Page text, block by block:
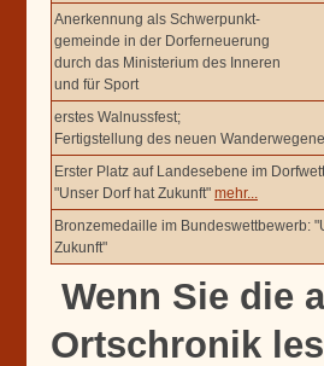
Anerkennung als Schwerpunkt-
gemeinde in der Dorferneuerung
durch das Ministerium des Inneren
und für Sport
erstes Walnussfest;
Fertigstellung des neuen
Erster Platz auf Landesebene im
"Unser Dorf hat Zukunft" mehr...
Bronzemedaille im Bundeswettbewerb:
Zukunft"
Wenn Sie die
Ortschronik